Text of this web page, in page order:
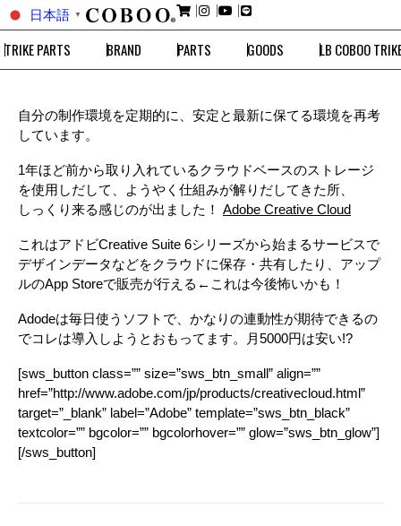
日本語 ▼
TRIKE PARTS BRAND PARTS GOODS LB COBOO
自分の制作環境を定期的に、安定と最新に保てる環境を再考
しています。
1年ほど前から取り入れているクラウドベースのストレージ
を使用しだして、ようやく仕組みが解りだしてきた所、
しっくり来る感じのが出ました！ Adobe Creative Cloud
これはアドビCreative Suite 6シリーズから始まるサービスで
デザインデータなどをクラウドに保存・共有したり、アップ
ルのApp Storeで販売が行える←これは今後怖いかも！
Adodeは毎日使うソフトで、かなりの連動性が期待できるの
でコレは導入しようとおもってます。月5000円は安い!?
[sws_button class=”” size=”sws_btn_small” align=””
href=”http://www.adobe.com/jp/products/creativecloud.html”
target=”_blank” label=”Adobe” template=”sws_btn_black”
textcolor=”” bgcolor=”” bgcolorhover=”” glow=”sws_btn_glow”]
[/sws_button]